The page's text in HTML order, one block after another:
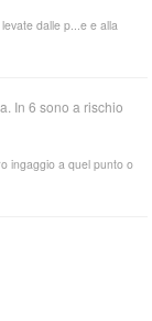
dalle p...e e alla
In 6 sono a rischio
ingaggio a quel punto o